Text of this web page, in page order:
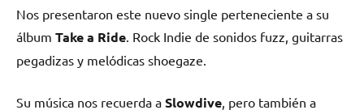
Nos presentaron este nuevo single perteneciente a su
álbum Take a Ride . Rock Indie de sonidos fuzz, guitarras
pegadizas y melódicas shoegaze.
Su música nos recuerda a Slowdive , pero también a